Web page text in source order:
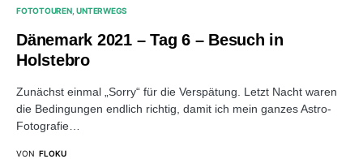
FOTOTOUREN UNTERWEGS
Dänemark 2021 – Tag 6 – Besuch in
Holstebro
Zunächst einmal „Sorry“ für die Verspätung. Letzt Nacht waren
die Bedingungen endlich richtig, damit ich mein ganzes Astro-
Fotografie…
VON FLOKU